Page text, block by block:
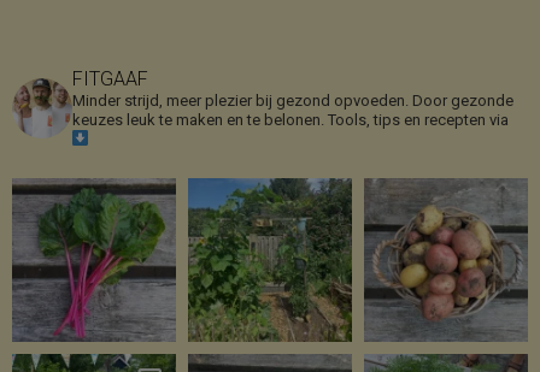
FITGAAF
Minder strijd, meer plezier bij gezond opvoeden. Door gezonde
keuzes leuk te maken en te belonen. Tools, tips en recepten via